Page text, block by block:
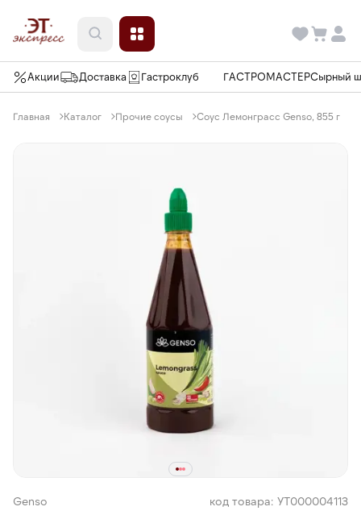
Акции Доставка Гастроклуб ГАСТРОМАСТЕРСырный
Главная Каталог Прочие соусы Соус Лемонграсс Genso, 855 г
Genso код товара: УТ000004113